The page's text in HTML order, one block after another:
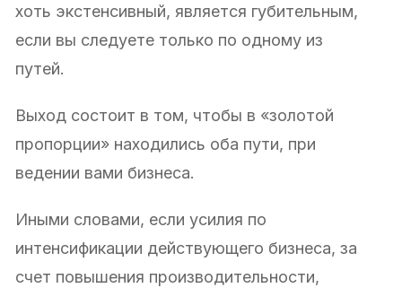
хоть экстенсивный, является губительным,
если вы следуете только по одному из
путей.
Выход состоит в том, чтобы в «золотой
пропорции» находились оба пути, при
ведении вами бизнеса.
Иными словами, если усилия по
интенсификации действующего бизнеса, за
счет повышения производительности,